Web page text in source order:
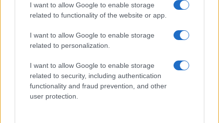
I want to allow Google to enable storage
related to functionality of the website or app.
I want to allow Google to enable storage
related to personalization.
I want to allow Google to enable storage
related to security, including authentication
functionality and fraud prevention, and other
user protection.
Un hogar ordenado no solo mejora tu espacio,…
SALUD Y BIENESTAR